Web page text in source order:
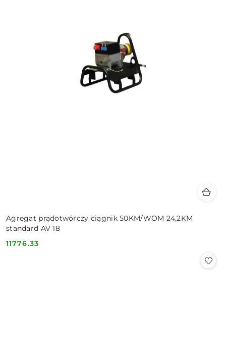
Agregat prądotwórczy ciągnik 50KM/WOM 24,2KM
standard AV 18
Cena:
11776.33